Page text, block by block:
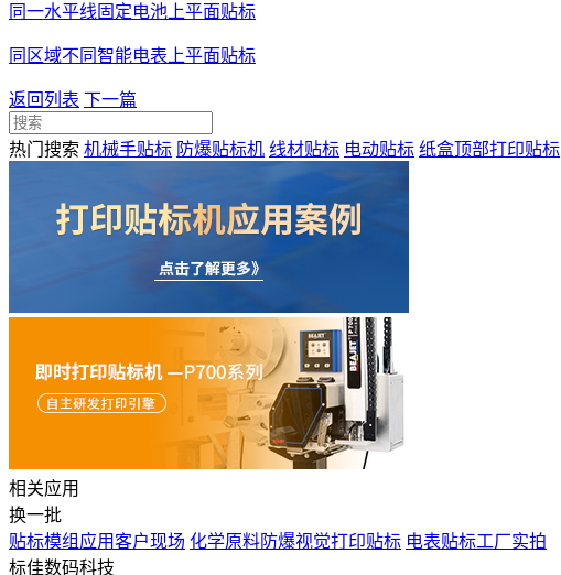
同一水平线固定电池上平面贴标
同区域不同智能电表上平面贴标
返回列表 下一篇
热门搜索 机械手贴标 防爆贴标机 线材贴标 电动贴标 纸盒顶部打印贴标
相关应用
换一批
贴标模组应用客户现场 化学原料防爆视觉打印贴标 电表贴标工厂实拍
标佳数码科技